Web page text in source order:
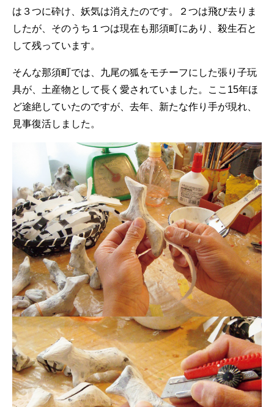
は３つに砕け、妖気は消えたのです。２つは飛び去りま
したが、そのうち１つは現在も那須町にあり、殺生石と
して残っています。
そんな那須町では、九尾の狐をモチーフにした張り子玩
具が、土産物として長く愛されていました。ここ15年ほ
ど途絶していたのですが、去年、新たな作り手が現れ、
見事復活しました。